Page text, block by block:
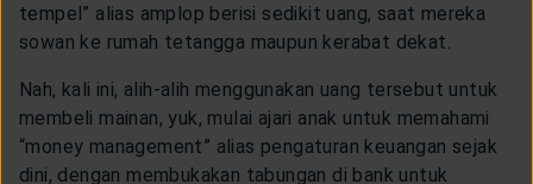
tempel” alias amplop berisi sedikit uang, saat mereka
sowan ke rumah tetangga maupun kerabat dekat.
Nah, kali ini, alih-alih menggunakan uang tersebut untuk
membeli mainan, yuk, mulai ajari anak untuk memahami
“money management” alias pengaturan keuangan sejak
dini, dengan membukakan tabungan di bank untuk
INSURANCE DICTIONARY
OUR SOLUTION